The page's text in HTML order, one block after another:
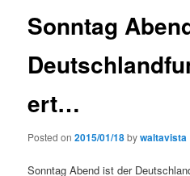
Sonntag
ert…
Posted on2015/01/18bywaltavista
Sonntag Abend ist der